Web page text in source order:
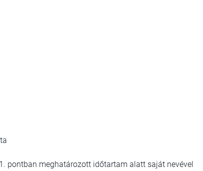
pontban meghatározott időtartam alatt saját nevével